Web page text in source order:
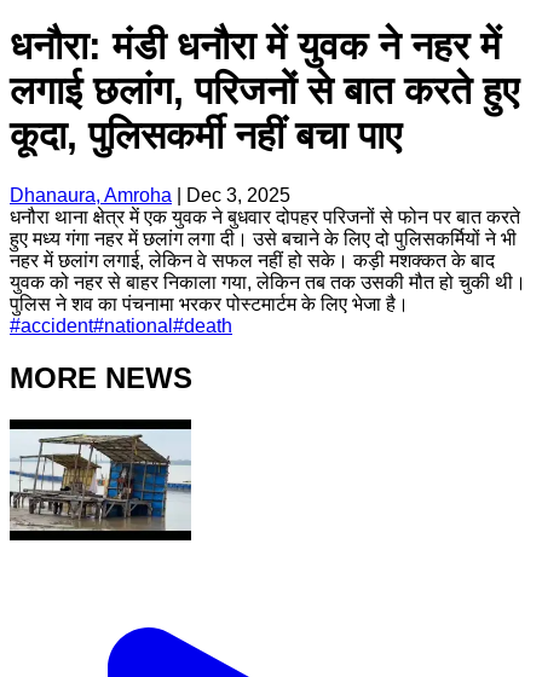
धनौरा: मंडी धनौरा में युवक ने नहर में
लगाई छलांग, परिजनों से बात करते हुए
कूदा, पुलिसकर्मी नहीं बचा पाए
Dhanaura, Amroha
Dec 3, 2025
धनौरा थाना क्षेत्र में एक युवक ने बुधवार दोपहर परिजनों से फोन पर बात करते
हुए मध्य गंगा नहर में छलांग लगा दी। उसे बचाने के लिए दो पुलिसकर्मियों ने भी
नहर में छलांग लगाई, लेकिन वे सफल नहीं हो सके। कड़ी मशक्कत के बाद
युवक को नहर से बाहर निकाला गया, लेकिन तब तक उसकी मौत हो चुकी थी।
पुलिस ने शव का पंचनामा भरकर पोस्टमार्टम के लिए भेजा है।
#accident#national #death
MORE NEWS